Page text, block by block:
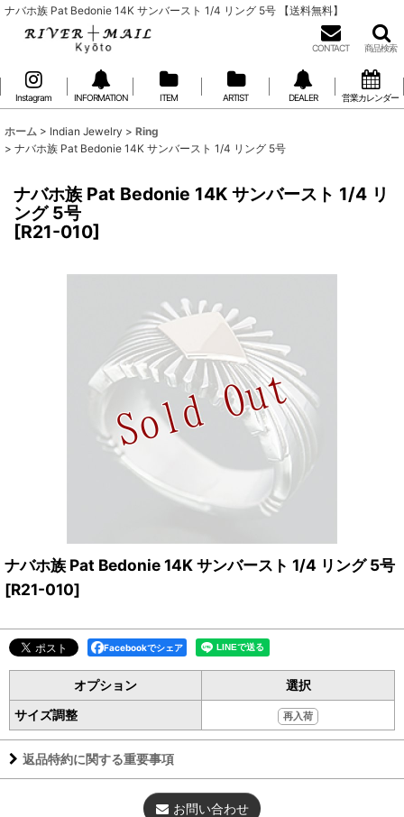
ナバホ族 Pat Bedonie 14K サンバースト 1/4 リング 5号 【送料無料】
CONTACT 商品検索
Instagram INFORMATION ITEM ARTIST DEALER 営業カレンダー
ホーム > Indian Jewelry > Ring
> ナバホ族 Pat Bedonie 14K サンバースト 1/4 リング 5号
ナバホ族 Pat Bedonie 14K サンバースト 1/4 リ
ング 5号
[R21-010]
ナバホ族 Pat Bedonie 14K サンバースト 1/4 リング 5号
[R21-010]
Facebookでシェア
オプション
選択
サイズ調整
再入荷
返品特約に関する重要事項
お問い合わせ